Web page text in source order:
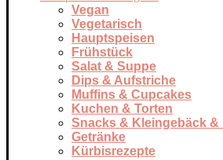
Vegan
Vegetarisch
Hauptspeisen
Frühstück
Salat & Suppe
Dips & Aufstriche
Muffins & Cupcakes
Kuchen & Torten
Snacks & Kleingebäck &
Getränke
Kürbisrezepte